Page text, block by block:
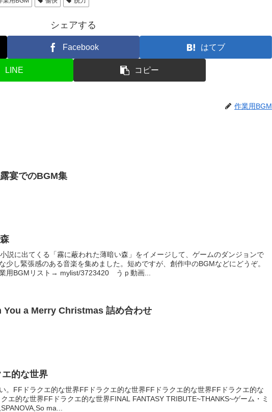
シェアする
Facebook はてブ
LINE コピー
作業用BGM
宴でのBGM集
説に出てくる「霧に蔽われた薄暗い森」をイメージして、ゲームのダンジョンで
少し緊張感のある音楽を集めました。短めですが、創作中のBGMなどにどうぞ。
用BGMリスト→ mylist/3723420 うｐ動画...
You a Merry Christmas 詰め合わせ
的な世界
。FFドラクエ的な世界FFドラクエ的な世界FFドラクエ的な世界FFドラクエ的な
エ的な世界FFドラクエ的な世界FINAL FANTASY TRIBUTE~THANKS~ゲーム・ミ
ma...